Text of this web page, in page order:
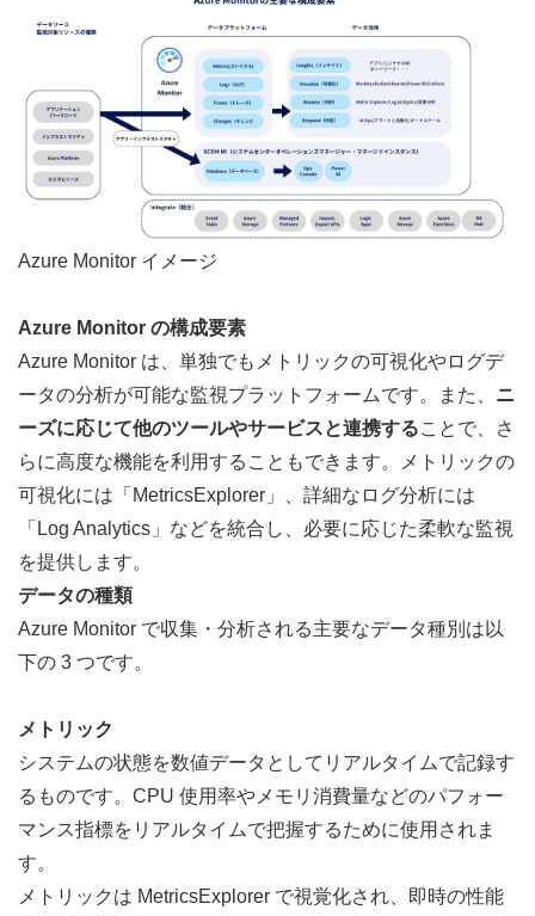
Azure Monitor イメージ
Azure Monitor の構成要素
Azure Monitor は、単独でもメトリックの可視化やログデ
ータの分析が可能な監視プラットフォームです。また、 ニ
ーズに応じて他のツールやサービスと連携することで、さ
らに高度な機能を利用することもできます。メトリックの
可視化には「MetricsExplorer」、詳細なログ分析には
「Log Analytics」などを統合し、必要に応じた柔軟な監視
を提供します。
データの種類
Azure Monitor で収集・分析される主要なデータ種別は以
下の 3 つです。
メトリック
システムの状態を数値データとしてリアルタイムで記録す
るものです。CPU 使用率やメモリ消費量などのパフォー
マンス指標をリアルタイムで把握するために使用されま
す。
メトリックは MetricsExplorer で視覚化され、即時の性能